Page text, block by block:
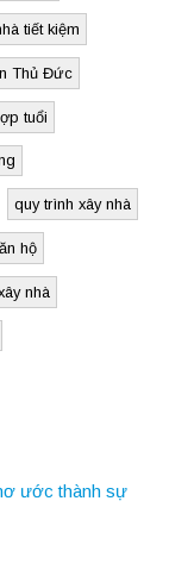
tiết kiệm
Thủ Đức
tuổi
quy trình xây nhà
hộ
nhà
ước thành sự